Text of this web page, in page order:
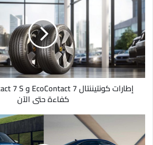
ا
ل
إ
ل
ك
ت
ر
كفاءة حتى الآن